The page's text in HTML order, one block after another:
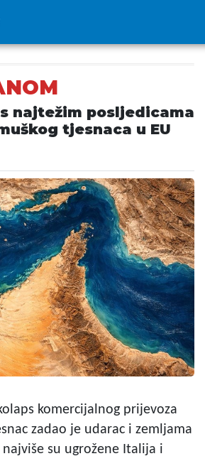
najtežim posljedicama
tjesnaca u EU
komercijalnog prijevoza
zadao je udarac i zemljama
najviše su ugrožene Italija i